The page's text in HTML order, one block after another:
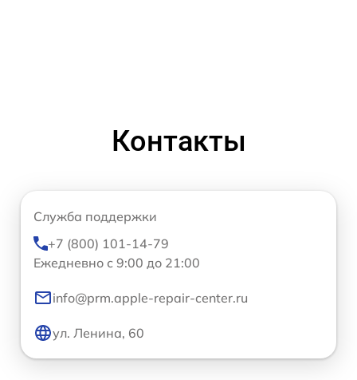
Контакты
Служба поддержки
+7 (800) 101-14-79
Ежедневно с 9:00 до 21:00
info@prm.apple-repair-center.ru
ул. Ленина, 60